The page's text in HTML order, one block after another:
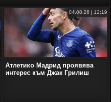
04.08.26 | 12:19
Атлетико Мадрид проявява
интерес към Джак Грилиш